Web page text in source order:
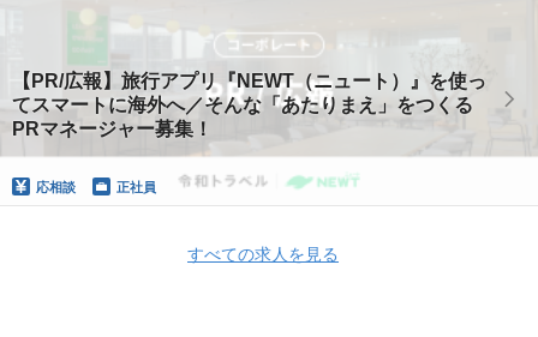
【PR/広報】旅行アプリ『NEWT（ニュート）』を使っ
てスマートに海外へ／そんな「あたりまえ」をつくる
PRマネージャー募集！
応相談 正社員
すべての求人を見る